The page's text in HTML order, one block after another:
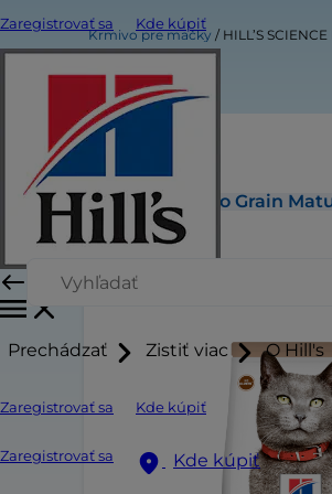
Zaregistrovať sa Kde kúpiť
Prechádzať Zistiť viac O Hill's
Zaregistrovať sa Kde kúpiť
Zaregistrovať sa Kde kúpiť
Krmivo pre mačky HILL’S
HILL’S SCIENCE PLAN No Grain